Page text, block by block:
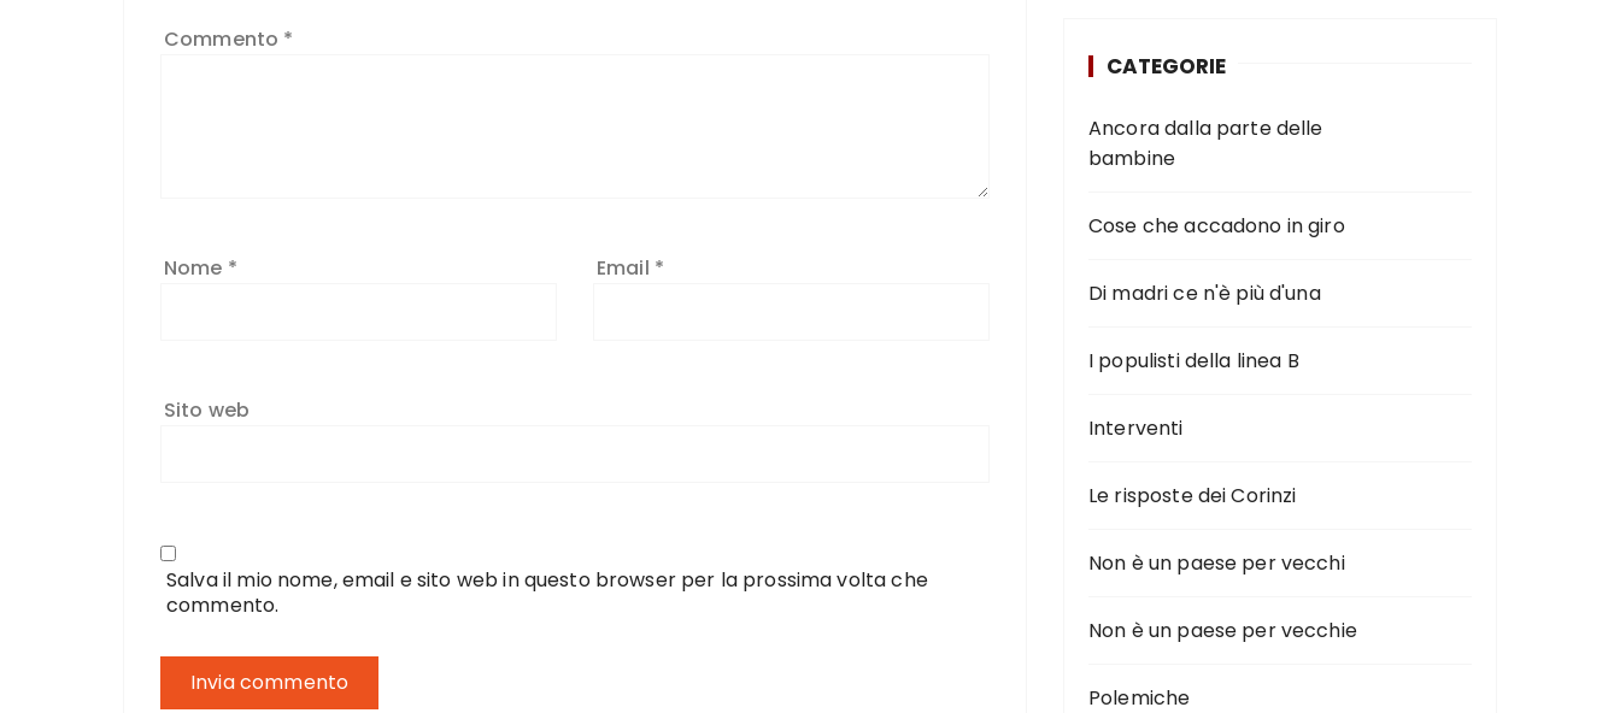
Commento *
Nome * Email *
Sito web
Salva il mio nome, email e sito web in questo browser per la prossima volta che
commento.
CATEGORIE
Ancora dalla parte delle
bambine
Cose che accadono in giro
Di madri ce n'è più d'una
I populisti della linea B
Interventi
Le risposte dei Corinzi
Non è un paese per vecchi
Non è un paese per vecchie
Polemiche